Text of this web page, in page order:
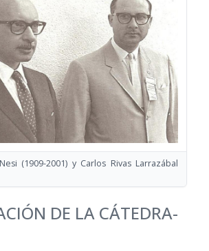
(1909-2001) y Carlos Rivas Larrazábal
DE LA CÁTEDRA-